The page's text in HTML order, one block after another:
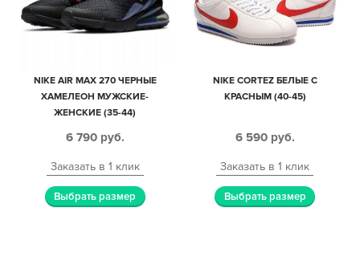
NIKE AIR MAX 270 ЧЕРНЫЕ
ХАМЕЛЕОН МУЖСКИЕ-
ЖЕНСКИЕ (35-44)
6 790 руб.
Заказать в 1 клик
Выбрать размер
NIKE CORTEZ БЕЛЫЕ С
КРАСНЫМ (40-45)
6 590 руб.
Заказать в 1 клик
Выбрать размер